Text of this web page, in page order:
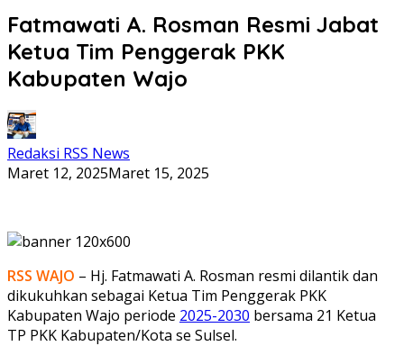
Fatmawati A. Rosman Resmi Jabat
Ketua Tim Penggerak PKK
Kabupaten Wajo
Redaksi RSS News
Maret 12, 2025Maret 15, 2025
RSS WAJO – Hj. Fatmawati A. Rosman resmi dilantik dan
dikukuhkan sebagai Ketua Tim Penggerak PKK
Kabupaten Wajo periode 2025-2030 bersama 21 Ketua
TP PKK Kabupaten/Kota se Sulsel.